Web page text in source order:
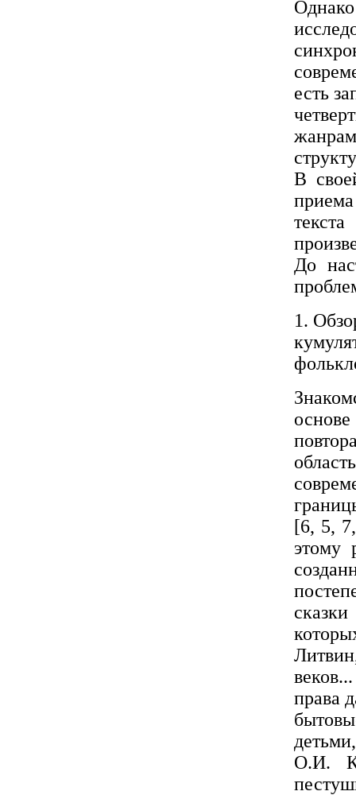
есть
В
До
1.
[6, 5,
этому
права
О.И.